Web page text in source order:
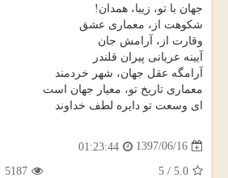
جهان با تو، زیبا، همدان!
شكوهت از، معماری عشق
وقارت از، آرامش جان
آیینه عریانی پیران قلندر
آرامگه عقل جهان، شهر خردمند
معماری تاریخ تو، معیار جهان است
ای وسعت تو دایره لطف خداوند
1397/06/16
01:23:44
5.0
/
5
5187